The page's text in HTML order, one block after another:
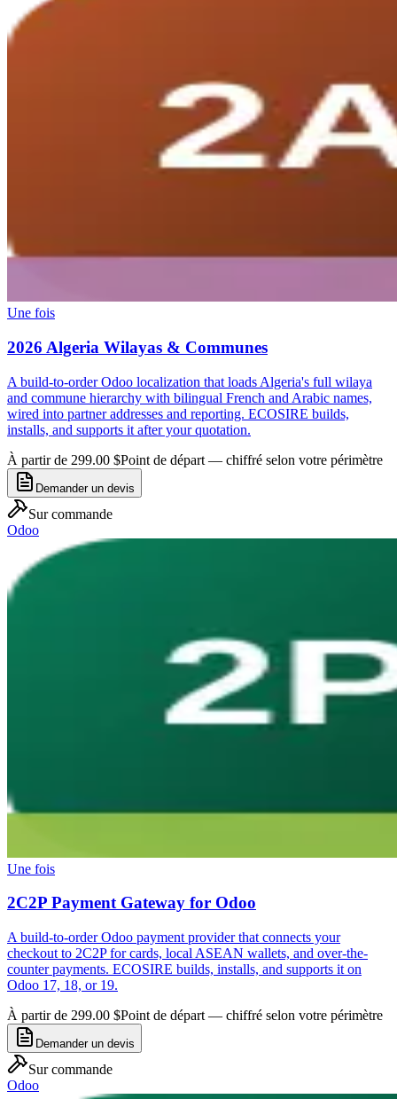
Une fois
2026 Algeria Wilayas & Communes
A build-to-order Odoo localization that loads Algeria's full wilaya
and commune hierarchy with bilingual French and Arabic names,
wired into partner addresses and reporting. ECOSIRE builds,
installs, and supports it after your quotation.
À partir de 299.00 $Point de départ — chiffré selon votre périmètre
Demander un devis
Sur commande
Odoo
Une fois
2C2P Payment Gateway for Odoo
A build-to-order Odoo payment provider that connects your
checkout to 2C2P for cards, local ASEAN wallets, and over-the-
counter payments. ECOSIRE builds, installs, and supports it on
Odoo 17, 18, or 19.
À partir de 299.00 $Point de départ — chiffré selon votre périmètre
Demander un devis
Sur commande
Odoo